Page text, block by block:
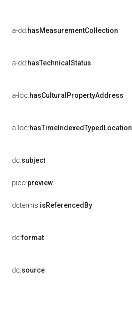
a-dd:hasMeasurementCollection
a-dd:hasTechnicalStatus
a-loc:hasCulturalPropertyAddress
a-loc:hasTimeIndexedTypedLocation
dc:subject
pico:preview
dcterms:isReferencedBy
dc:format
dc:source